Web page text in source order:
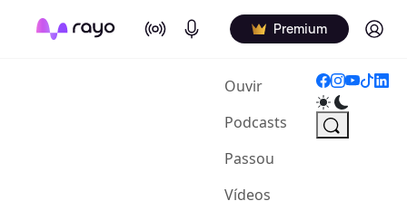
On Air Podcasts Premium Log in
Ouvir(current)
Podcasts
Passou
Vídeos